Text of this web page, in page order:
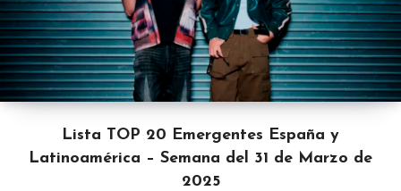
Lista TOP 20 Emergentes España y
Latinoamérica – Semana del 31 de Marzo de
2025